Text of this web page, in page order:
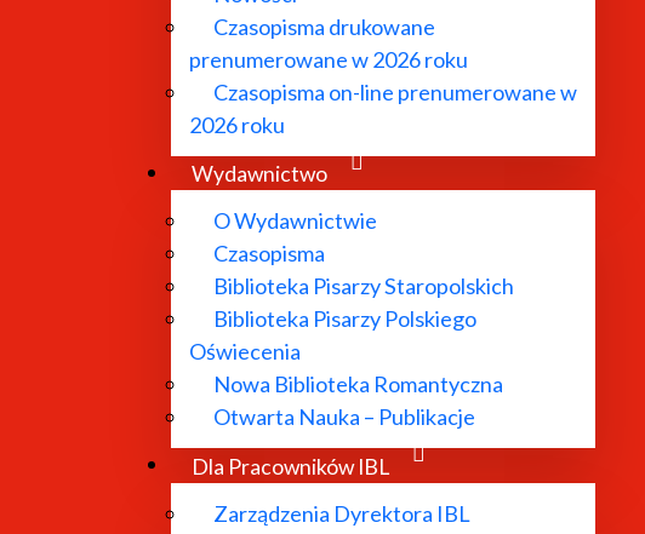
Czasopisma drukowane
prenumerowane w 2026 roku
Czasopisma on-line prenumerowane w
2026 roku
Wydawnictwo
O Wydawnictwie
Czasopisma
Biblioteka Pisarzy Staropolskich
Biblioteka Pisarzy Polskiego
Oświecenia
Nowa Biblioteka Romantyczna
Otwarta Nauka – Publikacje
Dla Pracowników IBL
Zarządzenia Dyrektora IBL